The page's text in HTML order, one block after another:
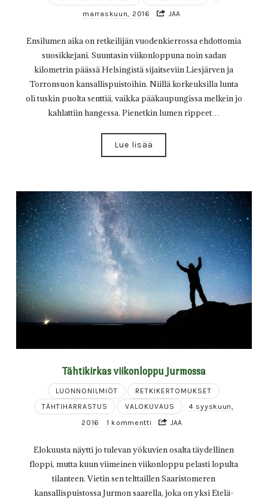
marraskuun, 2016
JAA
Ensilumen aika on retkeilijän vuodenkierrossa ehdottomia
suosikkejani. Suuntasin viikonloppuna noin sadan
kilometrin päässä Helsingistä sijaitseviin Liesjärven ja
Torronsuon kansallispuistoihin. Niillä korkeuksilla lunta
oli tuskin puolta senttiä, vaikka pääkaupungissa melkein jo
kahlattiin hangessa. Pienetkin lumen rippeet…
Lue lisää
Tähtikirkas viikonloppu Jurmossa
LUONNONILMIÖT
RETKIKERTOMUKSET
TÄHTIHARRASTUS
VALOKUVAUS
4 syyskuun,
2016
1 kommentti JAA
Elokuusta näytti jo tulevan yökuvien osalta täydellinen
floppi, mutta kuun viimeinen viikonloppu pelasti lopulta
tilanteen. Vietin sen telttaillen Saaristomeren
kansallispuistossa Jurmon saarella, joka on yksi Etelä-